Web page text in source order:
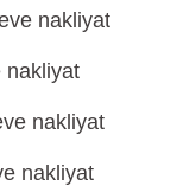
nakliyat
nakliyat
nakliyat
nakliyat